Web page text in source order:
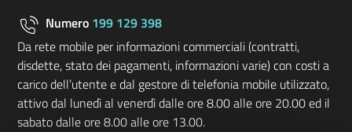
Numero 199 129 398
Da rete mobile per informazioni commerciali (contratti,
disdette, stato dei pagamenti, informazioni varie) con costi a
carico dell’utente e dal gestore di telefonia mobile utilizzato,
attivo dal lunedì al venerdì dalle ore 8.00 alle ore 20.00 ed il
sabato dalle ore 8.00 alle ore 13.00.